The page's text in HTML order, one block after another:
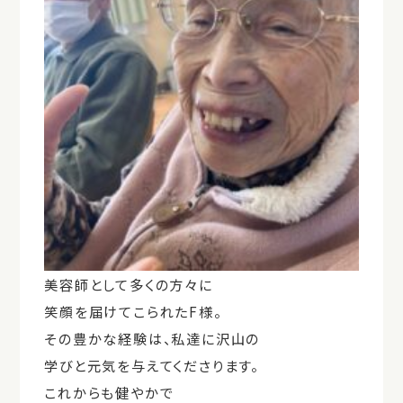
美容師として多くの方々に
笑顔を届けてこられたF様。
その豊かな経験は、私達に沢山の
学びと元気を与えてくださります。
これからも健やかで